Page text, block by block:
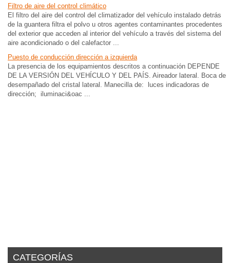
Filtro de aire del control climático
El filtro del aire del control del climatizador del vehículo instalado detrás
de la guantera filtra el polvo u otros agentes contaminantes procedentes
del exterior que acceden al interior del vehículo a través del sistema del
aire acondicionado o del calefactor ...
Puesto de conducción dirección a izquierda
La presencia de los equipamientos descritos a continuación DEPENDE
DE LA VERSIÓN DEL VEHÍCULO Y DEL PAÍS. Aireador lateral. Boca de
desempañado del cristal lateral. Manecilla de: luces indicadoras de
dirección; iluminaci&oac ...
CATEGORÍAS